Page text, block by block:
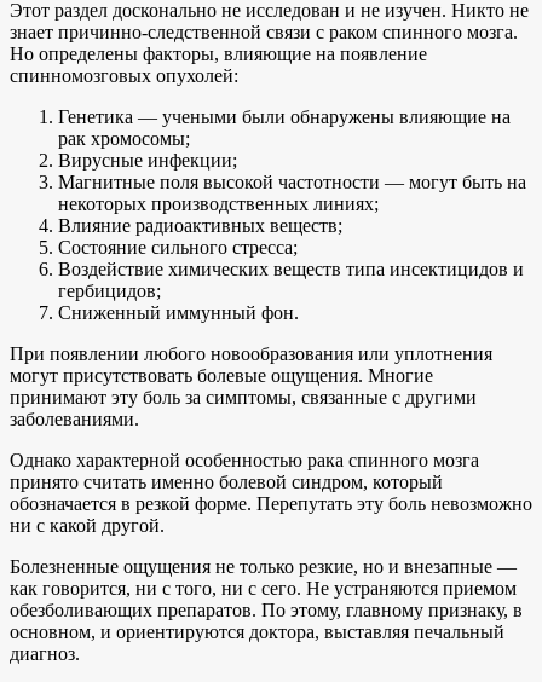
Этот раздел досконально не исследован и не изучен. Никто не
знает причинно-следственной связи с раком спинного мозга.
Но определены факторы, влияющие на появление
спинномозговых опухолей:
Генетика — учеными были обнаружены влияющие на
рак хромосомы;
Вирусные инфекции;
Магнитные поля высокой частотности — могут быть на
некоторых производственных линиях;
Влияние радиоактивных веществ;
Состояние сильного стресса;
Воздействие химических веществ типа инсектицидов и
гербицидов;
Сниженный иммунный фон.
При появлении любого новообразования или уплотнения
могут присутствовать болевые ощущения. Многие
принимают эту боль за симптомы, связанные с другими
заболеваниями.
Однако характерной особенностью рака спинного мозга
принято считать именно болевой синдром, который
обозначается в резкой форме. Перепутать эту боль невозможно
ни с какой другой.
Болезненные ощущения не только резкие, но и внезапные —
как говорится, ни с того, ни с сего. Не устраняются приемом
обезболивающих препаратов. По этому, главному признаку, в
основном, и ориентируются доктора, выставляя печальный
диагноз.